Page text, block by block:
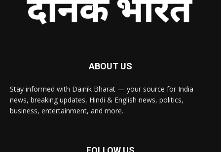
ABOUT US
Stay informed with Dainik Bharat — your source for India
news, breaking updates, Hindi & English news, politics,
business, entertainment, and more.